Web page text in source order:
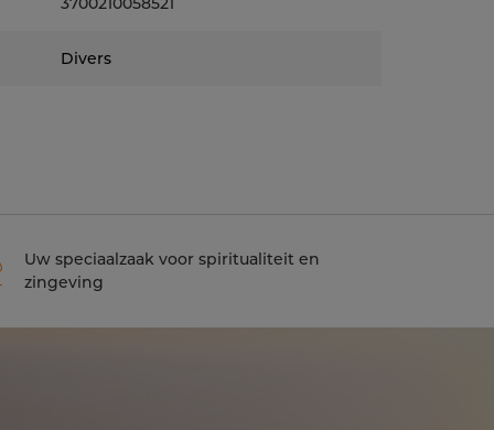
Divers
Uw speciaalzaak voor spiritualiteit en
zingeving